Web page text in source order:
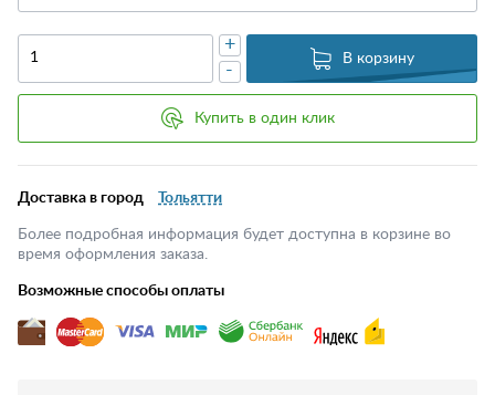
-
+
В корзину
Купить в один клик
Доставка в город Тольятти
Более подробная информация будет доступна в корзине во
время оформления заказа.
Возможные способы оплаты